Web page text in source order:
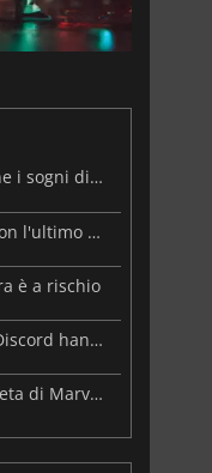
Steam Frame: il prezzo trapelato spegne i sogni di un VR economico
Palworld: Sunreach e boss più stabili con l'ultimo update
è a rischio
Le mappe dei malware e un attacco a Discord hanno colpito Meccha Chameleon
PlayStation Network in tilt durante la beta di Marvel Tōkon